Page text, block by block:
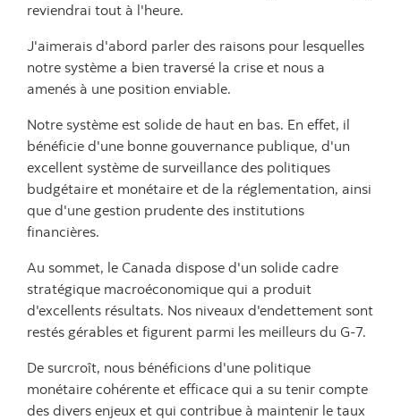
reviendrai tout à l'heure.
J'aimerais d'abord parler des raisons pour lesquelles
notre système a bien traversé la crise et nous a
amenés à une position enviable.
Notre système est solide de haut en bas. En effet, il
bénéficie d'une bonne gouvernance publique, d'un
excellent système de surveillance des politiques
budgétaire et monétaire et de la réglementation, ainsi
que d'une gestion prudente des institutions
financières.
Au sommet, le Canada dispose d'un solide cadre
stratégique macroéconomique qui a produit
d'excellents résultats. Nos niveaux d'endettement sont
restés gérables et figurent parmi les meilleurs du G-7.
De surcroît, nous bénéficions d'une politique
monétaire cohérente et efficace qui a su tenir compte
des divers enjeux et qui contribue à maintenir le taux